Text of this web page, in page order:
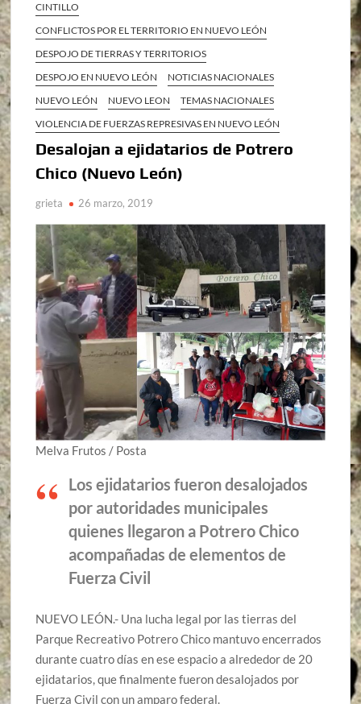
CINTILLO
CONFLICTOS POR EL TERRITORIO EN NUEVO LEÓN
DESPOJO DE TIERRAS Y TERRITORIOS
DESPOJO EN NUEVO LEÓN
NOTICIAS NACIONALES
NUEVO LEÓN
NUEVO LEON
TEMAS NACIONALES
VIOLENCIA DE FUERZAS REPRESIVAS EN NUEVO LEÓN
Desalojan a ejidatarios de Potrero
Chico (Nuevo León)
grieta 26 marzo, 2019
Melva Frutos / Posta
Los ejidatarios fueron desalojados
por autoridades municipales
quienes llegaron a Potrero Chico
acompañadas de elementos de
Fuerza Civil
NUEVO LEÓN.- Una lucha legal por las tierras del
Parque Recreativo Potrero Chico mantuvo encerrados
durante cuatro días en ese espacio a alrededor de 20
ejidatarios, que finalmente fueron desalojados por
Fuerza Civil con un amparo federal.